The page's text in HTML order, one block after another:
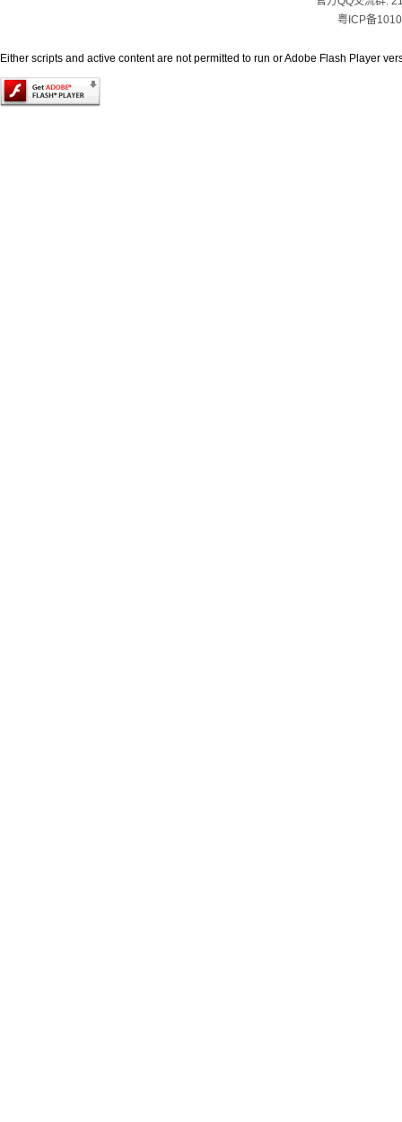
粤ICP备
Either scripts and active content are not permitted to run or Adobe Flash Player